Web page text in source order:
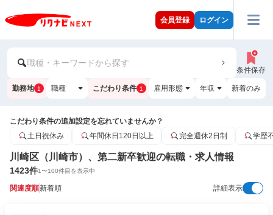
会員登録 ログイン
職種・キーワードから探す
条件保存
勤務地 1 職種 こだわり条件 1 雇用形態 年収 新着のみ
こだわり条件の追加設定を忘れていませんか？
土日祝休み
年間休日120日以上 完全週休2日制 学歴
川崎区（川崎市）、第二新卒歓迎の転職・求人情報
1423件1〜100件目を表示中
関連度順新着順 詳細表示